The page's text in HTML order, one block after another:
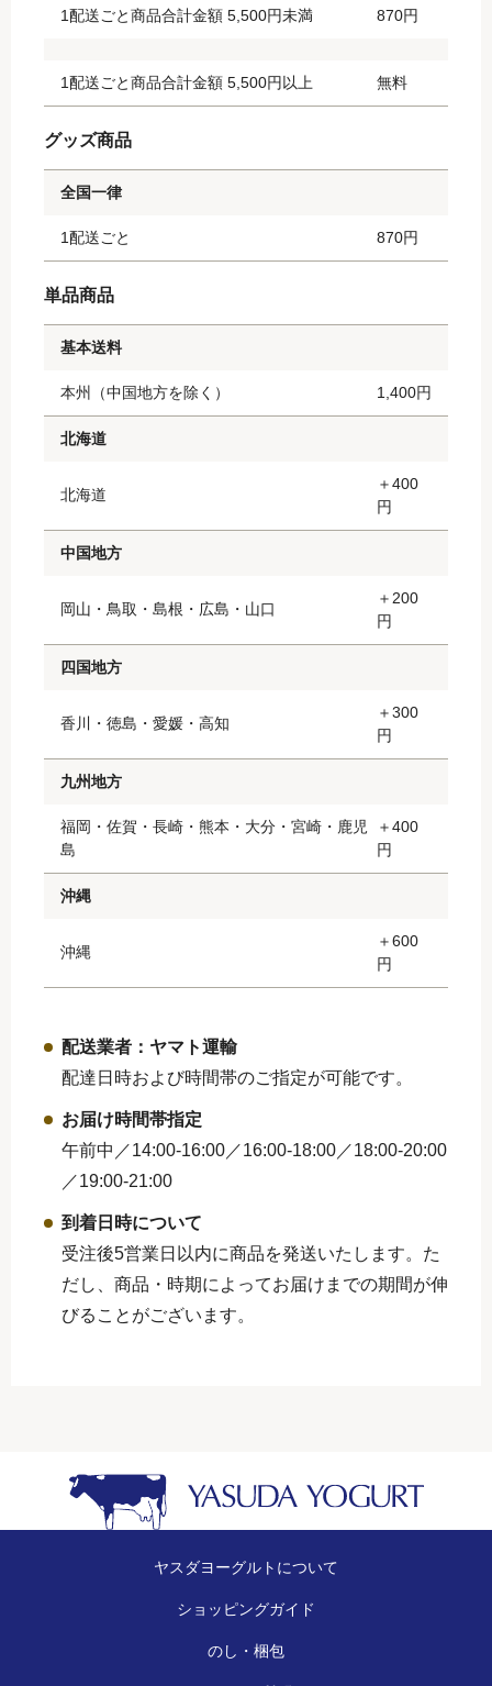
1配送ごと商品合計金額 5,500円未満 870円
1配送ごと商品合計金額 5,500円以上 無料
グッズ商品
全国一律
1配送ごと 870円
単品商品
基本送料
本州（中国地方を除く） 1,400円
北海道
北海道
＋400
円
中国地方
岡山・鳥取・島根・広島・山口
＋200
円
四国地方
香川・徳島・愛媛・高知
＋300
円
九州地方
福岡・佐賀・長崎・熊本・大分・宮崎・鹿児
島
＋400
円
沖縄
沖縄
＋600
円
配送業者：ヤマト運輸
配達日時および時間帯のご指定が可能です。
お届け時間帯指定
午前中／14:00-16:00／16:00-18:00／18:00-20:00
／19:00-21:00
到着日時について
受注後5営業日以内に商品を発送いたします。た
だし、商品・時期によってお届けまでの期間が伸
びることがございます。
ヤスダヨーグルトについて
ショッピングガイド
のし・梱包